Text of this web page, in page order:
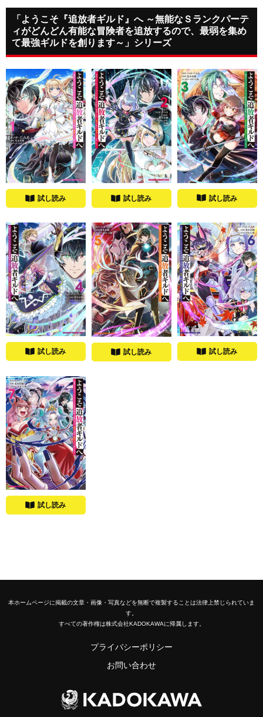
「ようこそ『追放者ギルド』へ ～無能なＳランクパーテ
ィがどんどん有能な冒険者を追放するので、最弱を集め
て最強ギルドを創ります～」シリーズ
試し読み 試し読み 試し読み
試し読み 試し読み 試し読み
試し読み
本ホームページに掲載の文章・画像・写真などを無断で複製することは法律上禁じられていま
す。
すべての著作権は株式会社KADOKAWAに帰属します。
プライバシーポリシー
お問い合わせ